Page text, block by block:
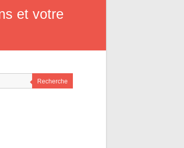
et votre
Recherche